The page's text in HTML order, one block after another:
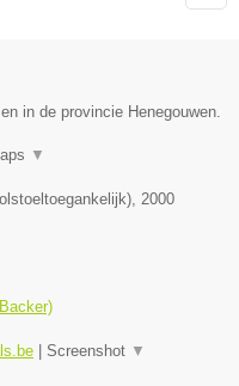
in de provincie Henegouwen.
▼
2000
| Screenshot ▼